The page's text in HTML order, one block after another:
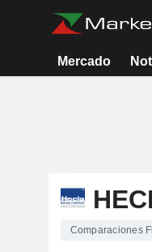
Mercado
Comparaciones